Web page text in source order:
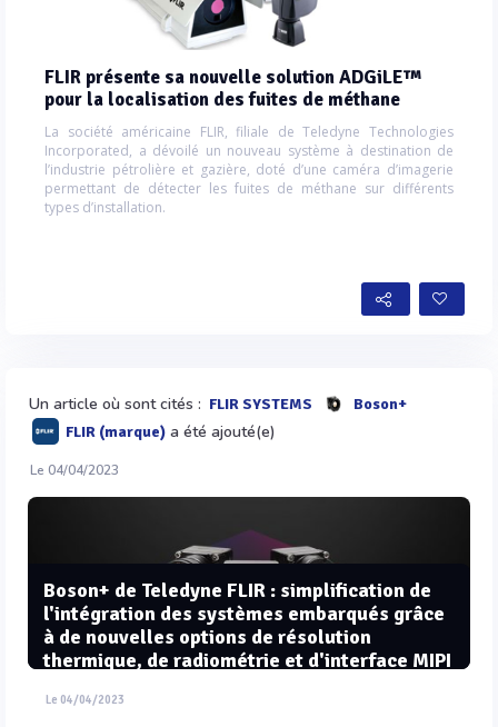
FLIR présente sa nouvelle solution ADGiLE™
pour la localisation des fuites de méthane
La société américaine FLIR, filiale de Teledyne Technologies
Incorporated, a dévoilé un nouveau système à destination de
l’industrie pétrolière et gazière, doté d’une caméra d’imagerie
permettant de détecter les fuites de méthane sur différents
types d’installation.
Un article où sont cités : FLIR SYSTEMS
Boson+
FLIR (marque) a été ajouté(e)
Le 04/04/2023
Boson+ de Teledyne FLIR : simplification de
l'intégration des systèmes embarqués grâce
à de nouvelles options de résolution
thermique, de radiométrie et d'interface MIPI
Le 04/04/2023